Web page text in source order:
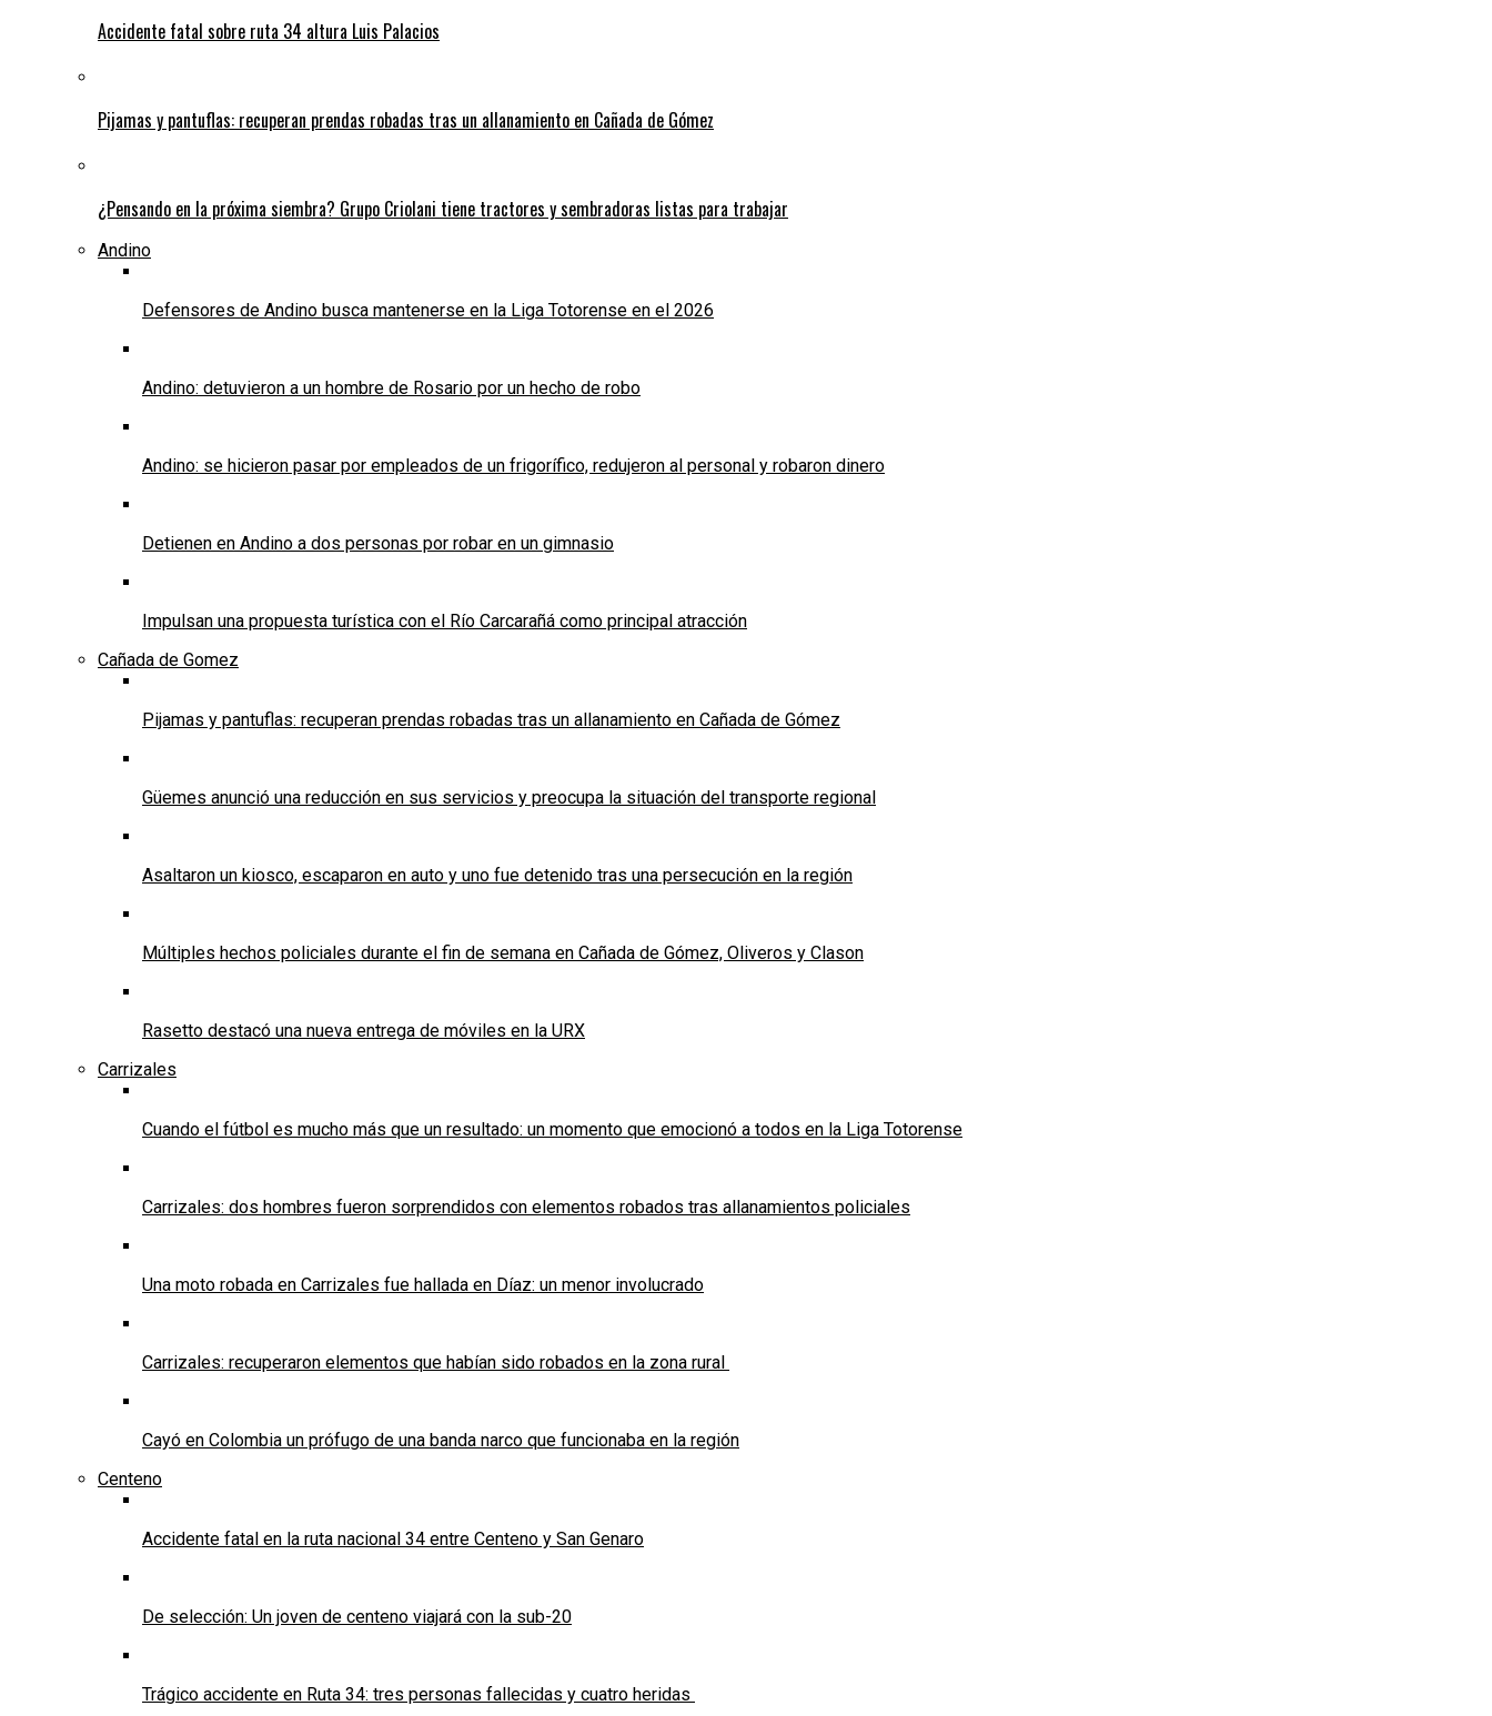
Accidente fatal sobre ruta 34 altura Luis Palacios
Pijamas y pantuflas: recuperan prendas robadas tras un allanamiento en Cañada de Gómez
¿Pensando en la próxima siembra? Grupo Criolani tiene tractores y sembradoras listas para trabajar
Andino
Defensores de Andino busca mantenerse en la Liga Totorense en el 2026
Andino: detuvieron a un hombre de Rosario por un hecho de robo
Andino: se hicieron pasar por empleados de un frigorífico, redujeron al personal y robaron dinero
Detienen en Andino a dos personas por robar en un gimnasio
Impulsan una propuesta turística con el Río Carcarañá como principal atracción
Cañada de Gomez
Pijamas y pantuflas: recuperan prendas robadas tras un allanamiento en Cañada de Gómez
Güemes anunció una reducción en sus servicios y preocupa la situación del transporte regional
Asaltaron un kiosco, escaparon en auto y uno fue detenido tras una persecución en la región
Múltiples hechos policiales durante el fin de semana en Cañada de Gómez, Oliveros y Clason
Rasetto destacó una nueva entrega de móviles en la URX
Carrizales
Cuando el fútbol es mucho más que un resultado: un momento que emocionó a todos en la Liga Totorense
Carrizales: dos hombres fueron sorprendidos con elementos robados tras allanamientos policiales
Una moto robada en Carrizales fue hallada en Díaz: un menor involucrado
Carrizales: recuperaron elementos que habían sido robados en la zona rural
Cayó en Colombia un prófugo de una banda narco que funcionaba en la región
Centeno
Accidente fatal en la ruta nacional 34 entre Centeno y San Genaro
De selección: Un joven de centeno viajará con la sub-20
Trágico accidente en Ruta 34: tres personas fallecidas y cuatro heridas